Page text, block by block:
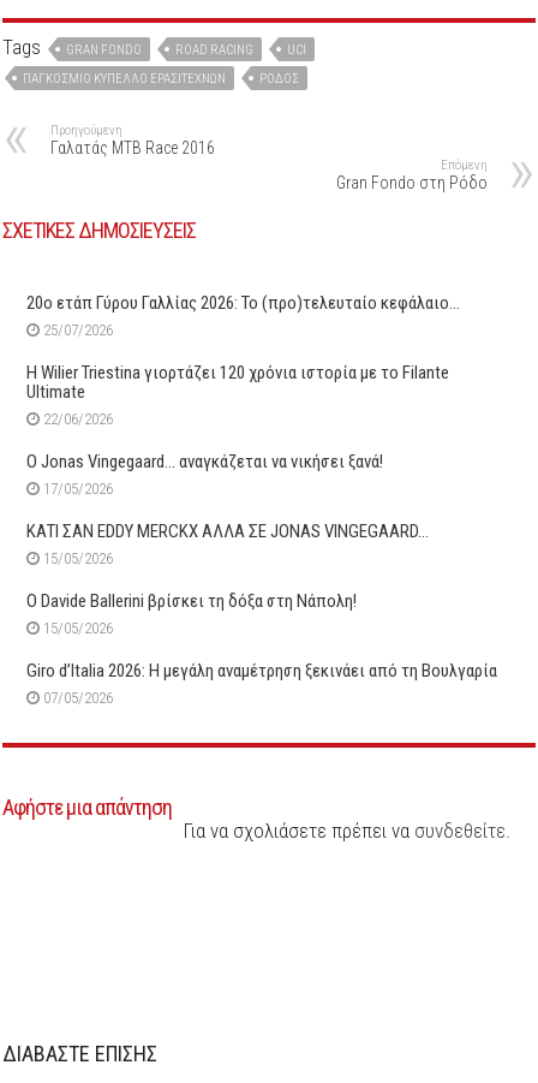
Tags GRAN FONDO ROAD RACING
UCI
ΠΑΓΚΌΣΜΙΟ ΚΎΠΕΛΛΟ ΕΡΑΣΙΤΕΧΝΏΝ
ΡΌΔΟΣ
Προηγούμενη
Γαλατάς ΜΤΒ Race 2016
Επόμενη
Gran Fondo στη Ρόδο
ΣΧΕΤΙΚΕΣ ΔΗΜΟΣΙΕΥΣΕΙΣ
20ο ετάπ Γύρου Γαλλίας 2026: Το (προ)τελευταίο κεφάλαιο…
25/07/2026
H Wilier Triestina γιορτάζει 120 χρόνια ιστορία με το Filante
Ultimate
22/06/2026
O Jonas Vingegaard… αναγκάζεται να νικήσει ξανά!
17/05/2026
ΚΑΤΙ ΣΑΝ EDDY MERCKX ΑΛΛΑ ΣΕ JONAS VINGEGAARD…
15/05/2026
O Davide Ballerini βρίσκει τη δόξα στη Νάπολη!
15/05/2026
Giro d’Italia 2026: Η μεγάλη αναμέτρηση ξεκινάει από τη Βουλγαρία
07/05/2026
Αφήστε μια απάντηση
Για να σχολιάσετε πρέπει να συνδεθείτε.
ΔΙΑΒΑΣΤΕ ΕΠΙΣΗΣ